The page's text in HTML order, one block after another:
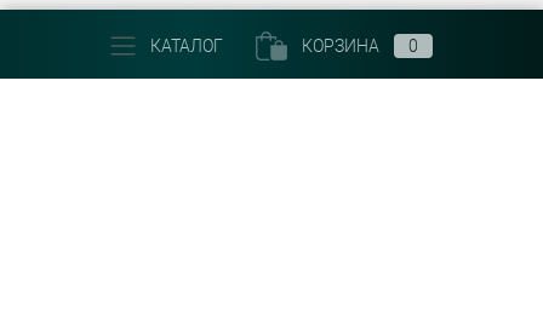
+375 (29) 303 22 30
КАТАЛОГ КОРЗИНА 0